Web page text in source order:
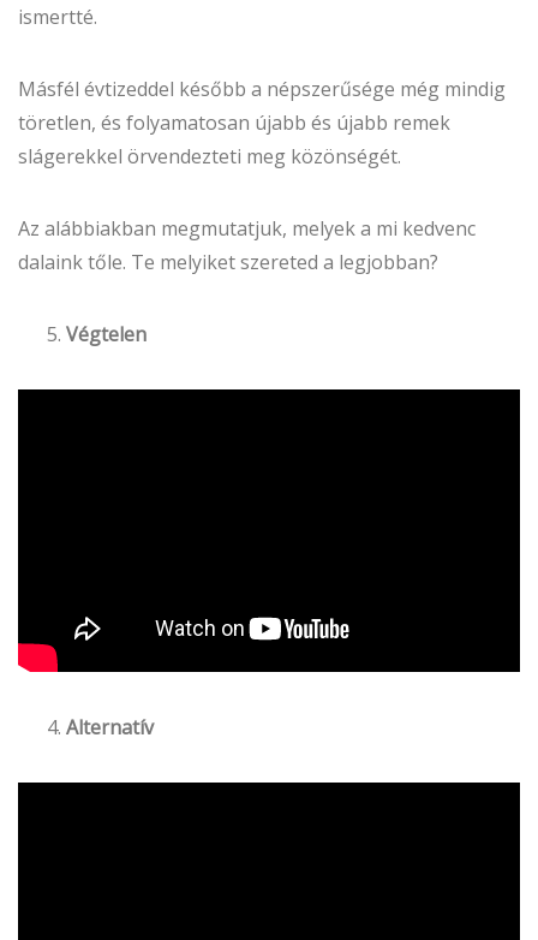
ismertté.
Másfél évtizeddel később a népszerűsége még mindig
töretlen, és folyamatosan újabb és újabb remek
slágerekkel örvendezteti meg közönségét.
Az alábbiakban megmutatjuk, melyek a mi kedvenc
dalaink tőle. Te melyiket szereted a legjobban?
Végtelen
Alternatív